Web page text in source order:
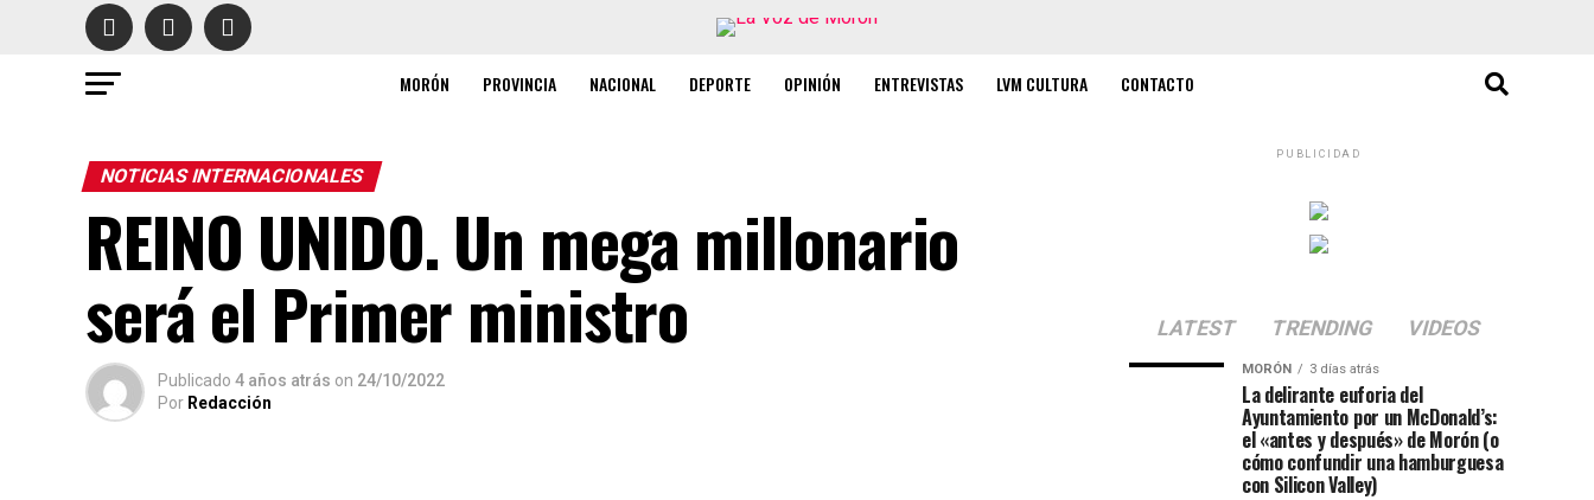
MORÓN PROVINCIA NACIONAL DEPORTE OPINIÓN ENTREVISTAS LVM CULTURA CONTACTO
NOTICIAS INTERNACIONALES
REINO UNIDO. Un mega millonario
será el Primer ministro
Publicado 4 años atrás on 24/10/2022
Por Redacción
PUBLICIDAD
LATEST TRENDING VIDEOS
MORÓN 3 días atrás
La delirante euforia del
Ayuntamiento por un McDonald’s:
el «antes y después» de Morón (o
cómo confundir una hamburguesa
con Silicon Valley)